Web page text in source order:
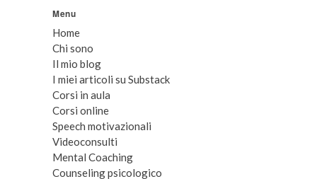
Menu
Home
Chi sono
Il mio blog
I miei articoli su Substack
Corsi in aula
Corsi online
Speech motivazionali
Videoconsulti
Mental Coaching
Counseling psicologico